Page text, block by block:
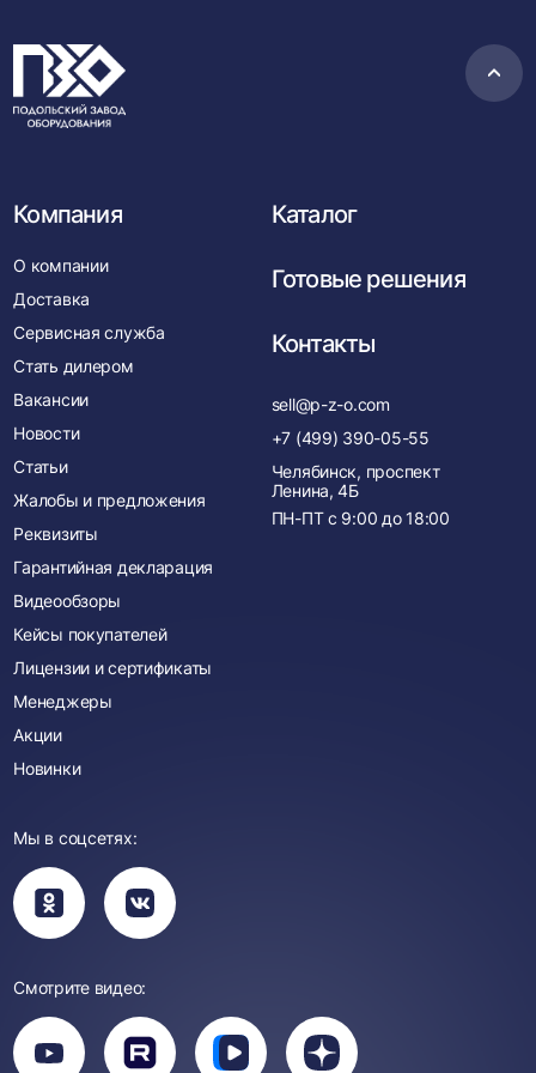
в
Компания
О компании
Доставка
Сервисная служба
Стать дилером
Вакансии
Новости
Статьи
Жалобы и предложения
Реквизиты
Гарантийная декларация
Видеообзоры
Кейсы покупателей
Лицензии и сертификаты
Менеджеры
Акции
Новинки
Каталог
Готовые решения
Контакты
sell@p-z-o.com
+7 (499) 390-05-55
Челябинск, проспект
Ленина, 4Б
ПН-ПТ с 9:00 до 18:00
Мы в соцсетях:
Вы
перейдете
в
группу
Вы
перейдете
в
группу
Смотрите видео:
Вы
перейдете
на
Вы
Вы
Вы